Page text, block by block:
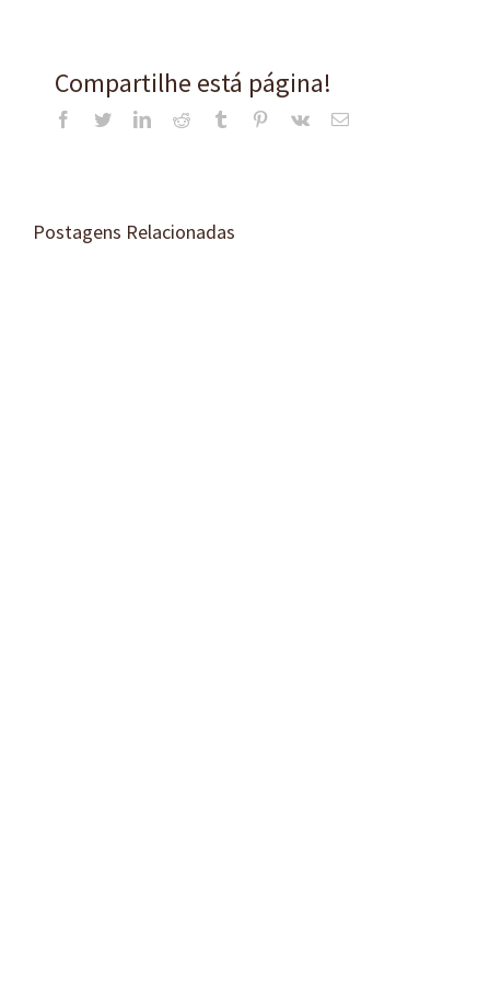
Compartilhe está página!
Facebook
TwitterLinkedInReddit Tumblr Pinterest
Vk
E-
Postagens Relacionadas